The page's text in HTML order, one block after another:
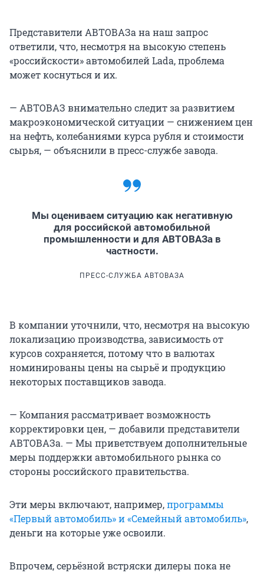
Представители АВТОВАЗа на наш запрос
ответили, что, несмотря на высокую степень
«российскости» автомобилей Lada, проблема
может коснуться и их.
— АВТОВАЗ внимательно следит за развитием
макроэкономической ситуации — снижением цен
на нефть, колебаниями курса рубля и стоимости
сырья, — объяснили в пресс-службе завода.
Мы оцениваем ситуацию как негативную
для российской автомобильной
промышленности и для АВТОВАЗа в
частности.
ПРЕСС-СЛУЖБА АВТОВАЗА
В компании уточнили, что, несмотря на высокую
локализацию производства, зависимость от
курсов сохраняется, потому что в валютах
номинированы цены на сырьё и продукцию
некоторых поставщиков завода.
— Компания рассматривает возможность
корректировки цен, — добавили представители
АВТОВАЗа. — Мы приветствуем дополнительные
меры поддержки автомобильного рынка со
стороны российского правительства.
Эти меры включают, например,программы
«Первый автомобиль» и «Семейный автомобиль»,
деньги на которые уже освоили.
Впрочем, серьёзной встряски дилеры пока не